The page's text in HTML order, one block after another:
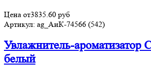
Цена от3835.60 руб
Артикул: ag_АиК-74566 (542)
Увлажнитель-ароматизатор
белый